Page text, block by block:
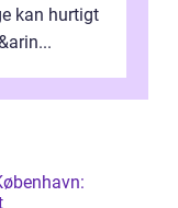
kan hurtigt